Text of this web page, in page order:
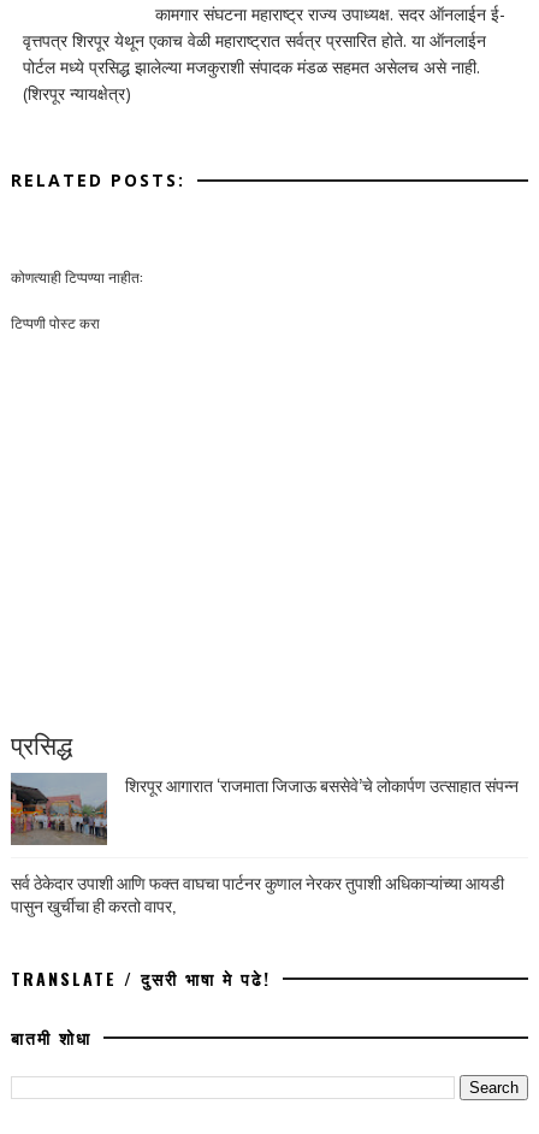
कामगार संघटना महाराष्ट्र राज्य उपाध्यक्ष. सदर ऑनलाईन ई-
वृत्तपत्र शिरपूर येथून एकाच वेळी महाराष्ट्रात सर्वत्र प्रसारित होते. या ऑनलाईन
पोर्टल मध्ये प्रसिद्ध झालेल्या मजकुराशी संपादक मंडळ सहमत असेलच असे नाही.
(शिरपूर न्यायक्षेत्र)
RELATED POSTS:
कोणत्याही टिप्पण्‍या नाहीत:
टिप्पणी पोस्ट करा
प्रसिद्ध
शिरपूर आगारात ‘राजमाता जिजाऊ बससेवे’चे लोकार्पण उत्साहात संपन्न
सर्व ठेकेदार उपाशी आणि फक्त वाघचा पार्टनर कुणाल नेरकर तुपाशी अधिकाऱ्यांच्या आयडी
पासुन खुर्चीचा ही करतो वापर,
TRANSLATE / दुसरी भाषा मे पढे!
बातमी शोधा